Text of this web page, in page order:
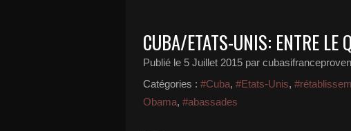
CUBA/ETATS-UNIS: ENTRE LE
Publié le 5 Juillet 2015 par
Catégories : #Cuba, #Etats-Unis,
Obama, #abassades